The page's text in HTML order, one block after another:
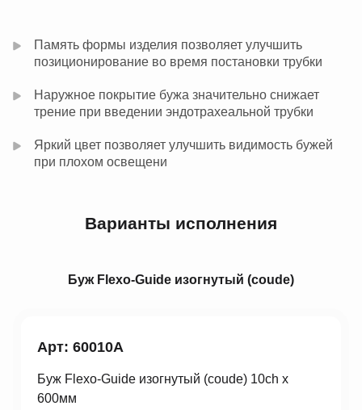
Память формы изделия позволяет улучшить
позиционирование во время постановки трубки
Наружное покрытие бужа значительно снижает
трение при введении эндотрахеальной трубки
Яркий цвет позволяет улучшить видимость бужей
при плохом освещени
Варианты исполнения
Буж Fleхo-Guide изогнутый (coude)
Арт: 60010A
Буж Fleхo-Guide изогнутый (coude) 10ch x
600мм